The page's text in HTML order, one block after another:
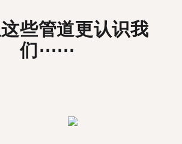
些管道更认识我
们⋯⋯